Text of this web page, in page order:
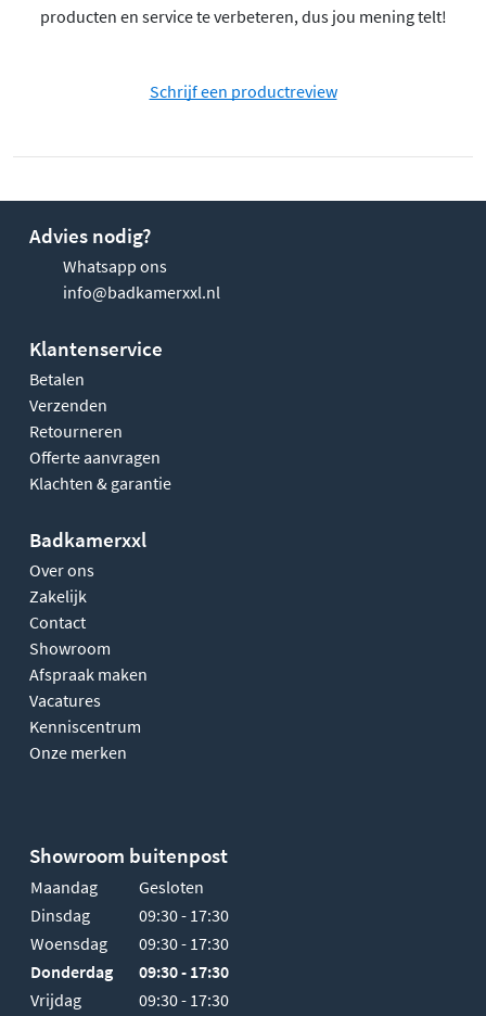
producten en service te verbeteren, dus jou mening telt!
Schrijf een productreview
Advies nodig?
Whatsapp ons
info@badkamerxxl.nl
Klantenservice
Betalen
Verzenden
Retourneren
Offerte aanvragen
Klachten & garantie
Badkamerxxl
Over ons
Zakelijk
Contact
Showroom
Afspraak maken
Vacatures
Kenniscentrum
Onze merken
Showroom buitenpost
Maandag
Gesloten
Dinsdag
09:30 - 17:30
Woensdag
09:30 - 17:30
Donderdag
09:30 - 17:30
Vrijdag
09:30 - 17:30